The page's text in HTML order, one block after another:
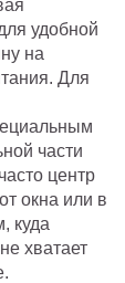
удобной
на
Для
части
центр
окна или в
куда
хватает